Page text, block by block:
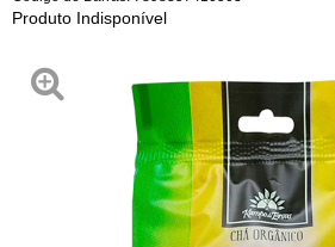
Produto Indisponível